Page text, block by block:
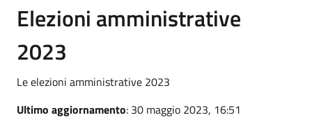
Elezioni amministrative
2023
Le elezioni amministrative 2023
Ultimo aggiornamento: 30 maggio 2023, 16:51